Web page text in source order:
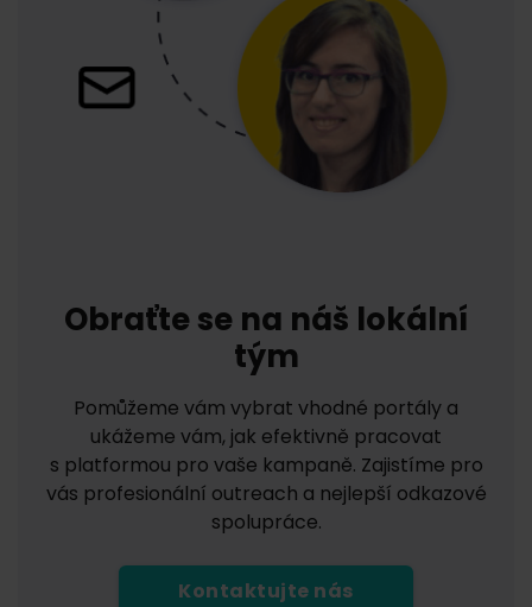
Obraťte se na náš lokální
tým
Pomůžeme vám vybrat vhodné portály a
ukážeme vám, jak efektivně pracovat
s platformou pro vaše kampaně. Zajistíme pro
vás profesionální outreach a nejlepší odkazové
spolupráce.
Kontaktujte nás